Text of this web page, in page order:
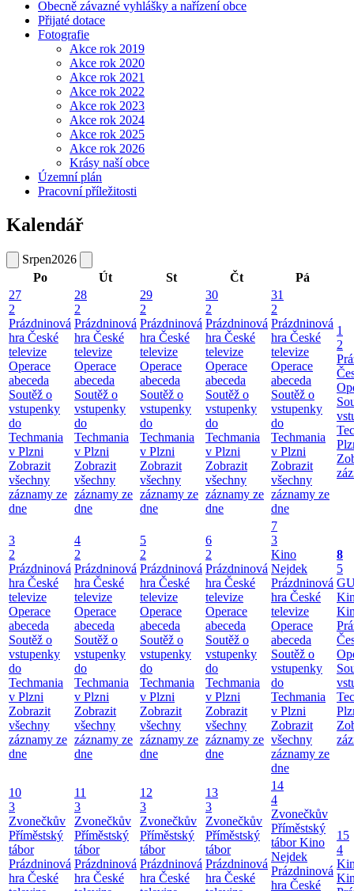
Obecně závazné vyhlášky a nařízení obce
Přijaté dotace
Fotografie
Akce rok 2019
Akce rok 2020
Akce rok 2021
Akce rok 2022
Akce rok 2023
Akce rok 2024
Akce rok 2025
Akce rok 2026
Krásy naší obce
Územní plán
Pracovní příležitosti
Kalendář
Srpen2026
Po
Út St Čt
Pá
27
2
Prázdninová
hra České
televize
Operace
abeceda
Soutěž o
vstupenky
do
Techmania
v Plzni
Zobrazit
všechny
záznamy ze
dne
28
2
Prázdninová
hra České
televize
Operace
abeceda
Soutěž o
vstupenky
do
Techmania
v Plzni
Zobrazit
všechny
záznamy ze
dne
29
2
Prázdninová
hra České
televize
Operace
abeceda
Soutěž o
vstupenky
do
Techmania
v Plzni
Zobrazit
všechny
záznamy ze
dne
30
2
Prázdninová
hra České
televize
Operace
abeceda
Soutěž o
vstupenky
do
Techmania
v Plzni
Zobrazit
všechny
záznamy ze
dne
31
2
Prázdninová
hra České
televize
Operace
abeceda
Soutěž o
vstupenky
do
Techmania
v Plzni
Zobrazit
všechny
záznamy ze
dne
1
2
3
2
Prázdninová
hra České
televize
Operace
abeceda
Soutěž o
vstupenky
do
Techmania
v Plzni
Zobrazit
všechny
záznamy ze
dne
4
2
Prázdninová
hra České
televize
Operace
abeceda
Soutěž o
vstupenky
do
Techmania
v Plzni
Zobrazit
všechny
záznamy ze
dne
5
2
Prázdninová
hra České
televize
Operace
abeceda
Soutěž o
vstupenky
do
Techmania
v Plzni
Zobrazit
všechny
záznamy ze
dne
6
2
Prázdninová
hra České
televize
Operace
abeceda
Soutěž o
vstupenky
do
Techmania
v Plzni
Zobrazit
všechny
záznamy ze
dne
7
3
Kino
Nejdek
Prázdninová
hra České
televize
Operace
abeceda
Soutěž o
vstupenky
do
Techmania
v Plzni
Zobrazit
všechny
záznamy ze
dne
8
5
10
3
Zvonečkův
Příměstský
tábor
Prázdninová
hra České
11
3
Zvonečkův
Příměstský
tábor
Prázdninová
hra České
12
3
Zvonečkův
Příměstský
tábor
Prázdninová
hra České
13
3
Zvonečkův
Příměstský
tábor
Prázdninová
hra České
14
4
Zvonečkův
Příměstský
táborKino
Nejdek
Prázdninová
hra České
15
4